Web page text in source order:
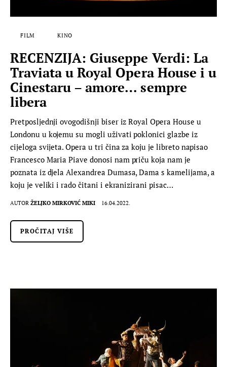
FILM KINO
RECENZIJA: Giuseppe Verdi: La
Traviata u Royal Opera House i u
Cinestaru – amore… sempre
libera
Pretposljednji ovogodišnji biser iz Royal Opera House u
Londonu u kojemu su mogli uživati poklonici glazbe iz
cijeloga svijeta. Opera u tri čina za koju je libreto napisao
Francesco Maria Piave donosi nam priču koja nam je
poznata iz djela Alexandrea Dumasa, Dama s kamelijama, a
koju je veliki i rado čitani i ekranizirani pisac…
AUTOR ŽELJKO MIRKOVIĆ MIKI 16.04.2022.
PROČITAJ VIŠE